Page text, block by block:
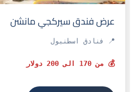
عرض فندق سيركجي مانشن
📍 فنادق اسطنبول
💰 من 170 الى 200 دولار